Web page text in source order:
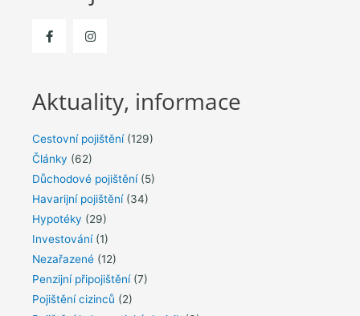
Aktuality, informace
Cestovní pojištění(129)
Články (62)
Důchodové pojištění(5)
Havarijní pojištění(34)
Hypotéky (29)
Investování(1)
Nezařazené (12)
Penzijní připojištění(7)
Pojištění cizinců (2)